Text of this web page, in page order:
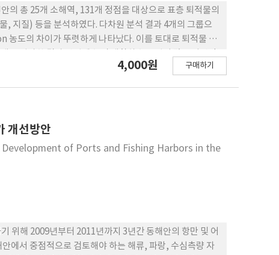
의 총 25개 소해역, 131개 정점을 대상으로 표층 퇴적물의
지질) 등을 분석하였다. 다차원 분석 결과 4개의 그룹으
도의 차이가 뚜렷하게 나타났다. 이를 토대로 퇴적물 내
자란, 거제연안 등의 II그룹은 부영양 상태로 추정되었으
4,000원 구매하기
개선방안
of Ports and Fishing Harbors in the
위해 2009년부터 2011년까지 3년간 동해안의 항만 및 어
에서 중점적으로 검토해야 하는 해류, 파랑, 수심측량 자